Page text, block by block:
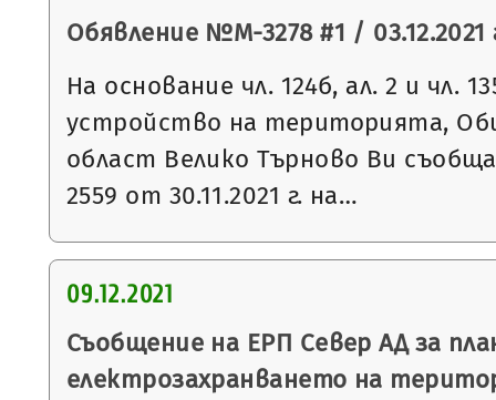
Обявление №М-3278 #1 / 03.12.2021
На основание чл. 124б, ал. 2 и чл.
устройство на територията,
област Велико Търново Ви
2559 от 30.11.2021 г. на…
09.12.2021
Съобщение на ЕРП Север АД за
електрозахранването на